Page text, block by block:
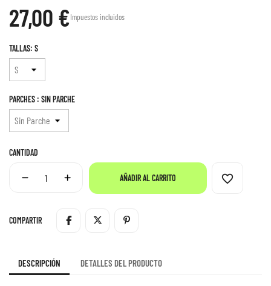
27,00 €Impuestos incluidos
TALLAS: S
PARCHES : SIN PARCHE
CANTIDAD
AÑADIR AL CARRITO favorite_border
COMPARTIR
DESCRIPCIÓN DETALLES DEL PRODUCTO